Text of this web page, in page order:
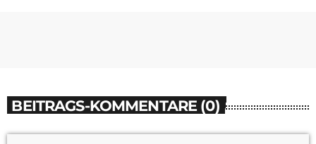
BEITRAGS-KOMMENTARE (0)